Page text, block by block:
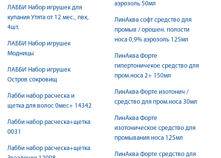
ЛАББИ Набор игрушек для
купания Утята от 12 мес., пвх,
4шт.
ЛАББИ Набор игрушек
Модницы
ЛАББИ Набор игрушек
Остров сокровищ
Лабби набор расческа и
щетка для волос 0мес+ 14342
Лабби набор расческа+щетка
0031
Лабби набор расческа+щетка
аэрозоль 50мл
ЛинАква софт средство для
промыв / орошен. полости
носа 0,9% аэрозоль 125мл
ЛинАква Форте
гипертоничекое средство для
пром.носа 2+ 150мл
ЛинАква Форте изотонич /
средство для пром.носа 30мл
ЛинАква Форте
изотоническое средство для
промывания носа 125мл
ЛинАква Форте средство для